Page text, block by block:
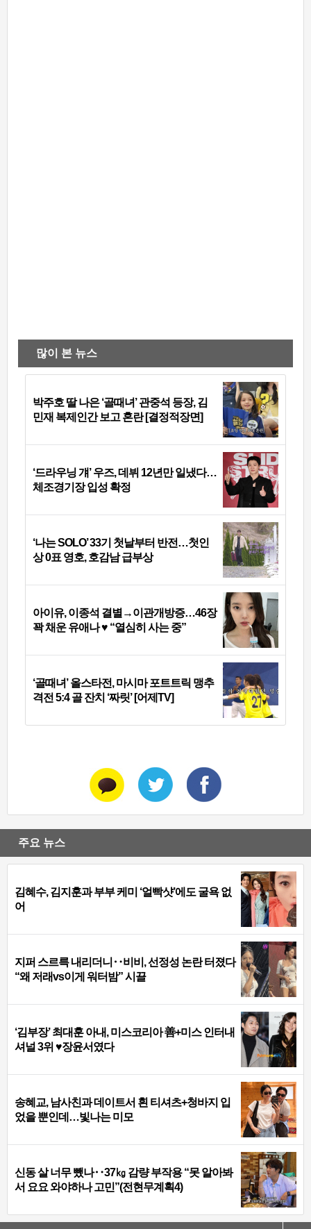
많이 본 뉴스
박주호 딸 나은 ‘골때녀’ 관중석 등장, 김
민재 복제인간 보고 혼란 [결정적장면]
‘드라우닝 걔’ 우즈, 데뷔 12년만 일냈다…
체조경기장 입성 확정
‘나는 SOLO’ 33기 첫날부터 반전…첫인
상 0표 영호, 호감남 급부상
아이유, 이종석 결별→이관개방증…46장
꽉 채운 유애나 ♥ “열심히 사는 중”
‘골때녀’ 올스타전, 마시마 포트트릭 맹추
격전 5:4 골 잔치 ‘짜릿’ [어제TV]
주요 뉴스
김혜수, 김지훈과 부부 케미 ‘얼빡샷’에도 굴욕 없
어
지퍼 스르륵 내리더니‥비비, 선정성 논란 터졌다
“왜 저래vs이게 워터밤” 시끌
‘김부장’ 최대훈 아내, 미스코리아 善+미스 인터내
셔널 3위 ♥장윤서였다
송혜교, 남사친과 데이트서 흰 티셔츠+청바지 입
었을 뿐인데…빛나는 미모
신동 살 너무 뺐나‥37㎏ 감량 부작용 “못 알아봐
서 요요 와야하나 고민”(전현무계획4)